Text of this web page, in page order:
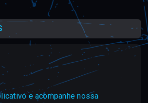
e acompanhe nossa